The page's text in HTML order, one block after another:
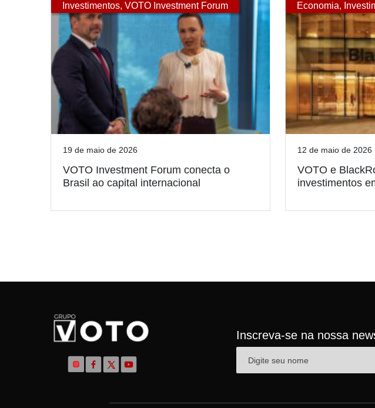
Investimentos, VOTO Investment Forum
19 de maio de 2026
VOTO Investment Forum conecta o
Brasil ao capital internacional
Economia,
12 de maio de 2026
VOTO e
investimentos
Inscreva-se na nossa